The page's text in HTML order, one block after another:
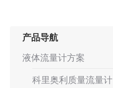
产品导航
液体流量计方案
科里奥利质量流量计